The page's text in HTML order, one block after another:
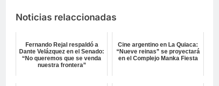
Noticias relaccionadas
Fernando Rejal respaldó a
Dante Velázquez en el Senado:
“No queremos que se venda
nuestra frontera”
Cine argentino en La Quiaca:
“Nueve reinas” se proyectará
en el Complejo Manka Fiesta